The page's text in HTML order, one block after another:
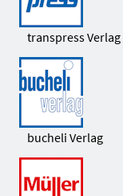
transpress Verlag
bucheli Verlag